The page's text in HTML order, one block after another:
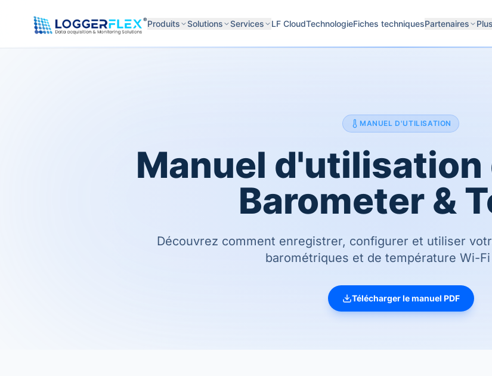
®Produits Solutions Services LF CloudTechnologieFiches techniquesPartenaires Plus
MANUEL D'UTILISATION
Manuel d'utilisation
Barometer &
Découvrez comment enregistrer, configurer et utiliser
barométriques et de température Wi-Fi
Télécharger le manuel PDF